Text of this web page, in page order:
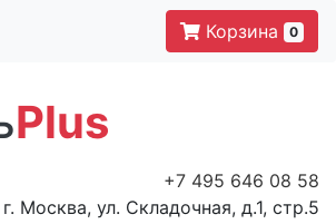
Корзина 0
Plus
+7 495 646 08 58
г. Москва, ул. Складочная, д.1, стр.5